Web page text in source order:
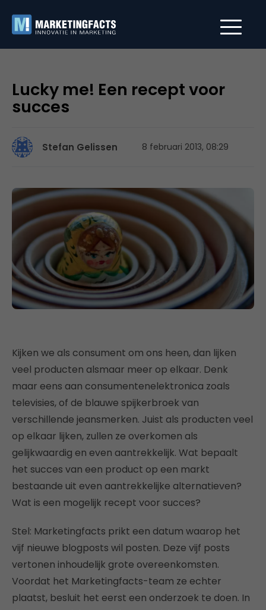
Lucky me! Een recept voor
succes
Stefan Gelissen 8 februari 2013, 08:29
Kijken we als consument om ons heen, dan lijken
veel producten alsmaar meer op elkaar. Denk
maar eens aan consumentenelektronica zoals
televisies, of de blauwe spijkerbroek van
verschillende jeansmerken. Juist als producten veel
op elkaar lijken, zullen ze overkomen als
gelijkwaardig en even aantrekkelijk. Wat bepaalt
het succes van een product op een markt
bestaande uit even aantrekkelijke alternatieven?
Wat is een mogelijk recept voor succes?
Stel: Marketingfacts prikt een datum waarop het
vijf nieuwe blogposts wil posten. Deze vijf posts
vertonen inhoudelijk grote overeenkomsten.
Voordat het Marketingfacts-team ze echter
plaatst, besluit het eerst een onderzoek te doen. In